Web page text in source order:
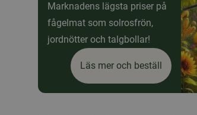
Marknadens lägsta priser på
fågelmat som solrosfrön,
jordnötter och talgbollar!
Läs mer och beställ